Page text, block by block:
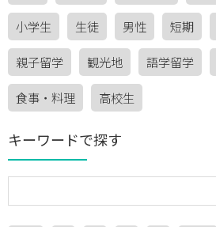
小学生 生徒 男性 短期
親子留学 観光地 語学留学
食事・料理 高校生
キーワードで探す